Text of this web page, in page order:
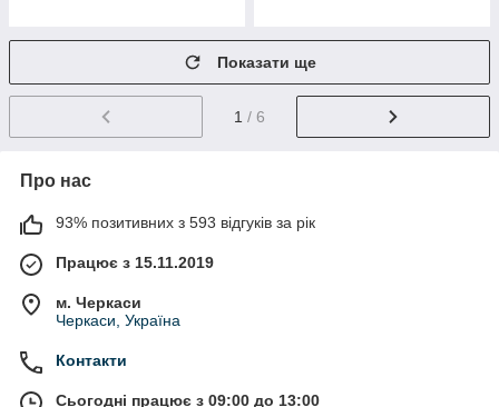
Показати ще
1 / 6
Про нас
93% позитивних з 593 відгуків за рік
Працює з 15.11.2019
м. Черкаси
Черкаси, Україна
Контакти
Сьогодні працює з 09:00 до 13:00